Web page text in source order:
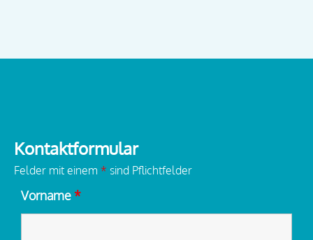
Kontaktformular
Felder mit einem * sind Pflichtfelder
Vorname *